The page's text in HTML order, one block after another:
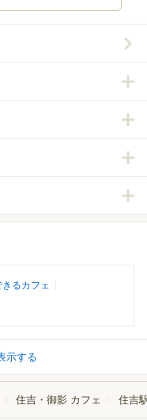
るカフェ
示する
住吉・御影 カフェ 住吉